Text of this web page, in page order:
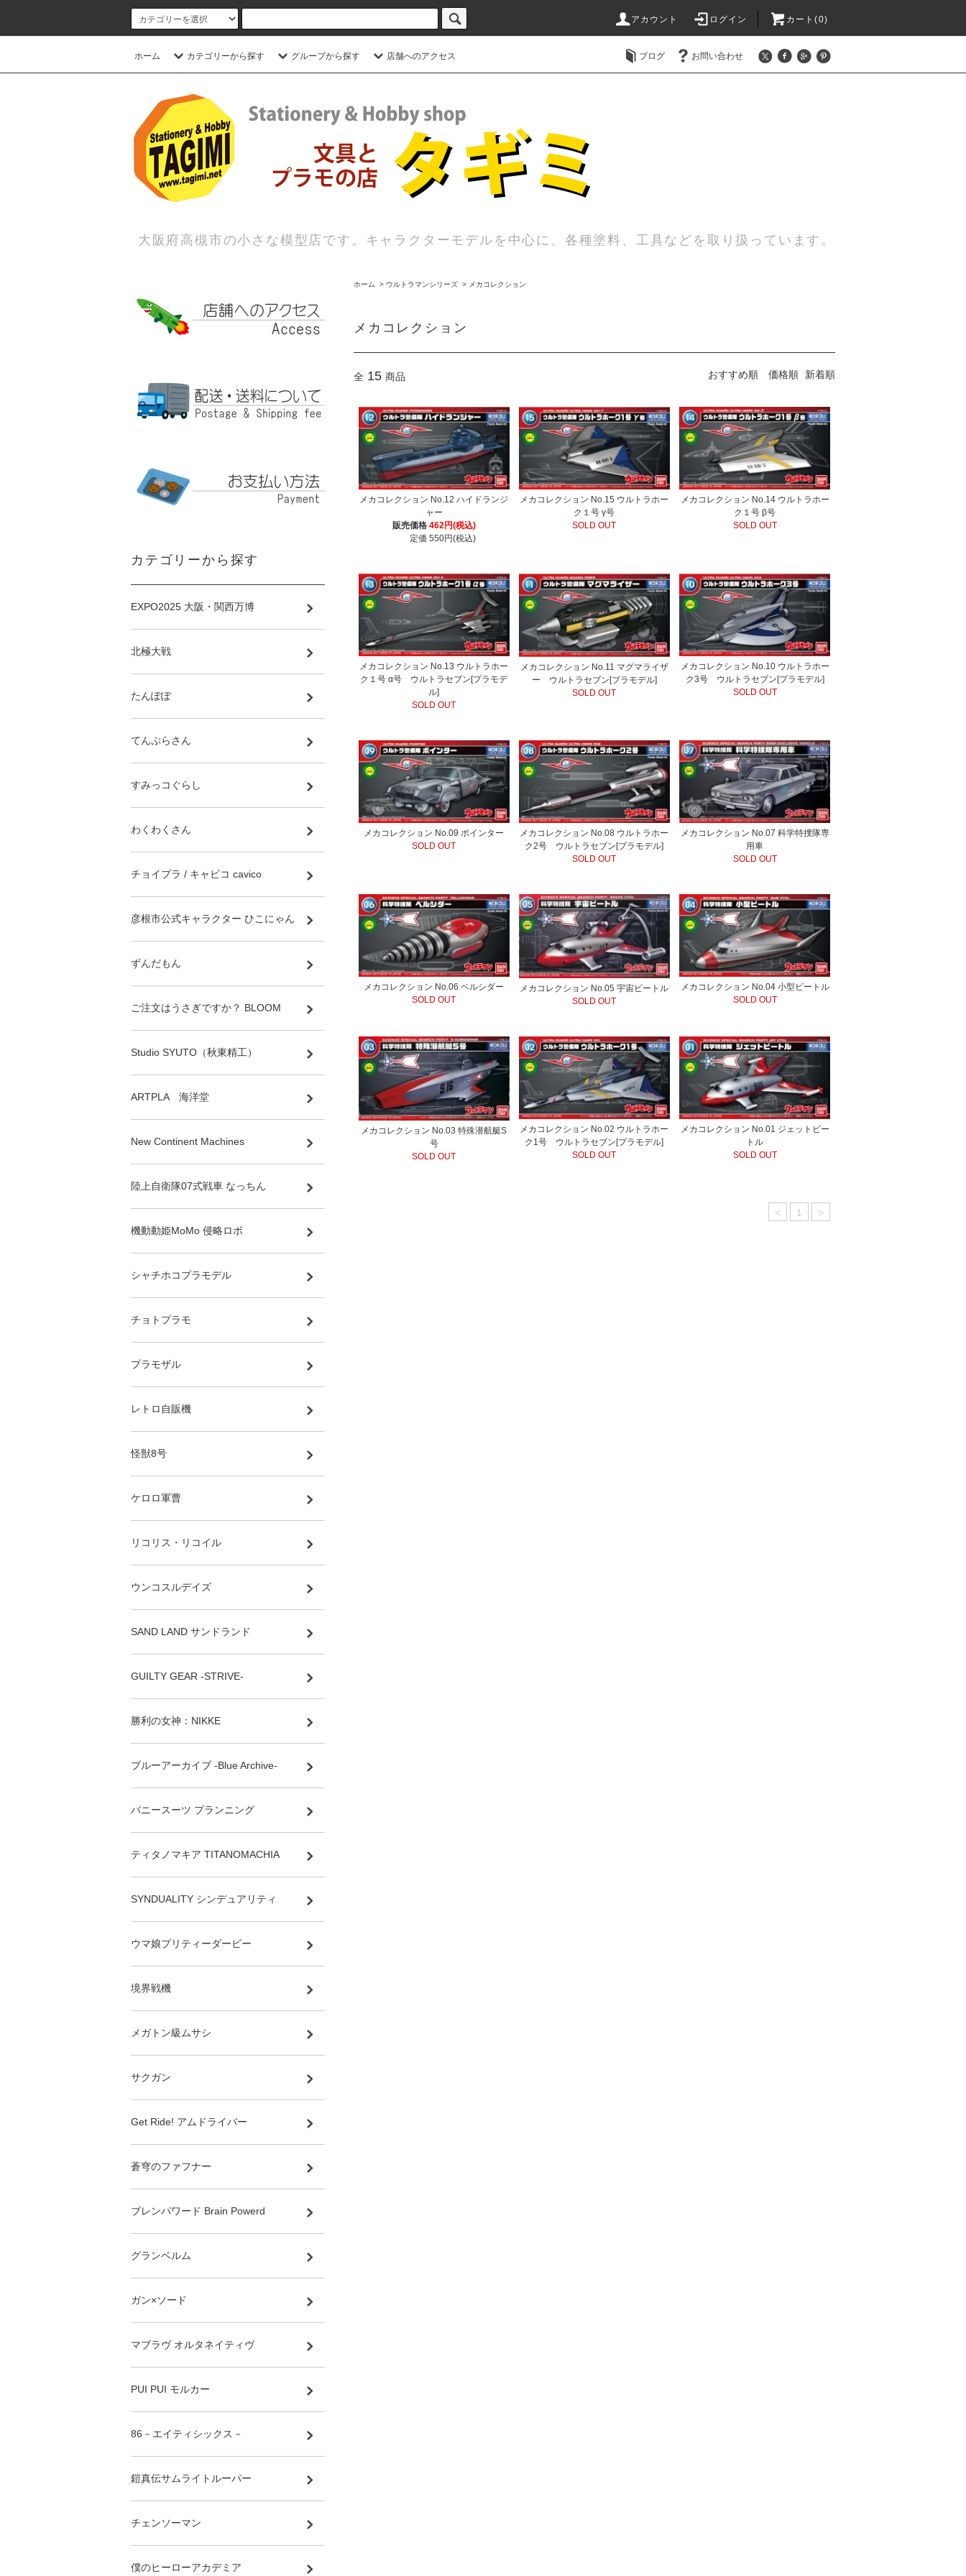
アカウント ログイン カート(0)
ホーム カテゴリーから探す グループから探す 店舗へのアクセス ブログ お問い合わせ
大阪府高槻市の小さな模型店です。キャラクターモデルを中心に、各種塗料、工具などを取り扱っています。
ホーム > ウルトラマンシリーズ > メカコレクション
メカコレクション
全 15 商品 おすすめ順 価格順 新着順
メカコレクション No.12 ハイドランジ
ャー
販売価格 462円(税込)
定価 550円(税込)
メカコレクション No.15 ウルトラホー
ク１号 γ号
SOLD OUT
メカコレクション No.14 ウルトラホー
ク１号 β号
SOLD OUT
メカコレクション No.13 ウルトラホー
ク１号 α号 ウルトラセブン[プラモデ
ル]
SOLD OUT
メカコレクション No.11 マグマライザ
ー ウルトラセブン[プラモデル]
SOLD OUT
メカコレクション No.10 ウルトラホー
ク3号 ウルトラセブン[プラモデル]
SOLD OUT
メカコレクション No.09 ポインター
SOLD OUT
メカコレクション No.08 ウルトラホー
ク2号 ウルトラセブン[プラモデル]
SOLD OUT
メカコレクション No.07 科学特捜隊専
用車
SOLD OUT
メカコレクション No.06 ベルシダー
SOLD OUT
メカコレクション No.05 宇宙ビートル
SOLD OUT
メカコレクション No.04 小型ビートル
SOLD OUT
メカコレクション No.03 特殊潜航艇S
号
SOLD OUT
メカコレクション No.02 ウルトラホー
ク1号 ウルトラセブン[プラモデル]
SOLD OUT
メカコレクション No.01 ジェットビー
トル
SOLD OUT
< 1 >
カテゴリーから探す
EXPO2025 大阪・関西万博
北極大戦
たんぽぽ
てんぷらさん
すみっコぐらし
わくわくさん
チョイプラ / キャビコ cavico
彦根市公式キャラクター ひこにゃん
ずんだもん
ご注文はうさぎですか？ BLOOM
Studio SYUTO（秋東精工）
ARTPLA 海洋堂
New Continent Machines
陸上自衛隊07式戦車 なっちん
機動動姫MoMo 侵略ロボ
シャチホコプラモデル
チョトプラモ
プラモザル
レトロ自販機
怪獣8号
ケロロ軍曹
リコリス・リコイル
ウンコスルデイズ
SAND LAND サンドランド
GUILTY GEAR -STRIVE-
勝利の女神：NIKKE
ブルーアーカイブ -Blue Archive-
バニースーツ プランニング
ティタノマキア TITANOMACHIA
SYNDUALITY シンデュアリティ
ウマ娘プリティーダービー
境界戦機
メガトン級ムサシ
サクガン
Get Ride! アムドライバー
蒼穹のファフナー
ブレンパワード Brain Powerd
グランベルム
ガン×ソード
マブラヴ オルタネイティヴ
PUI PUI モルカー
86－エイティシックス－
鎧真伝サムライトルーパー
チェンソーマン
僕のヒーローアカデミア